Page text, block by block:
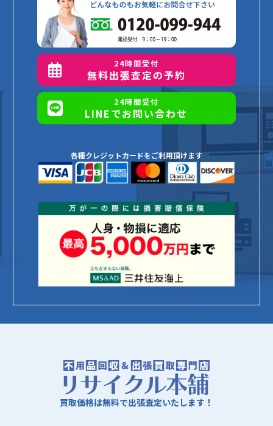
24時間受付
無料出張査定の予約
24時間受付
LINEでお問い合わせ
各種クレジットカードをご利用頂けます
買取価格は無料で出張査定いたします！